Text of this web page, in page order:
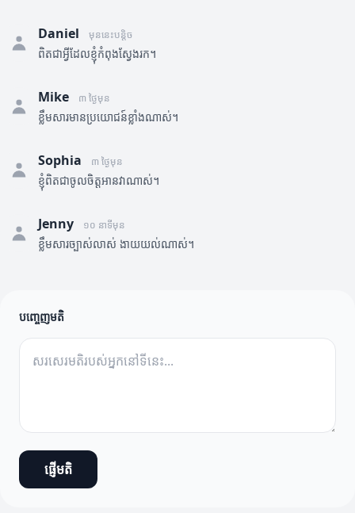
Daniel មុននេះបន្តិច
ពិតជាអ្វីដែលខ្ញុំកំពុងស្វែងរក។
Mike ៣ ថ្ងៃមុន
ខ្លឹមសារមានប្រយោជន៍ខ្លាំងណាស់។
Sophia ៣ ថ្ងៃមុន
ខ្ញុំពិតជាចូលចិត្តអានវាណាស់។
Jenny ១០ នាទីមុន
ខ្លឹមសារច្បាស់លាស់ ងាយយល់ណាស់។
បញ្ចេញមតិ
ផ្ញើមតិ